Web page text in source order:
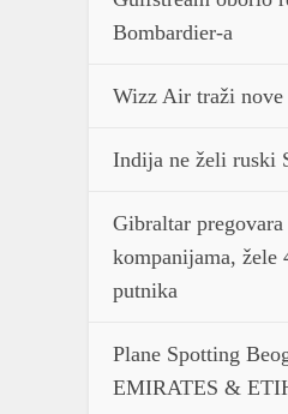
Bombardier-a
Wizz Air traži
Indija ne želi ruski
Gibraltar
kompanijama, žele
putnika
Plane Spotting
EMIRATES &